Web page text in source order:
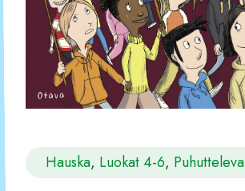
Hauska, Luokat 4-6, Puhutteleva